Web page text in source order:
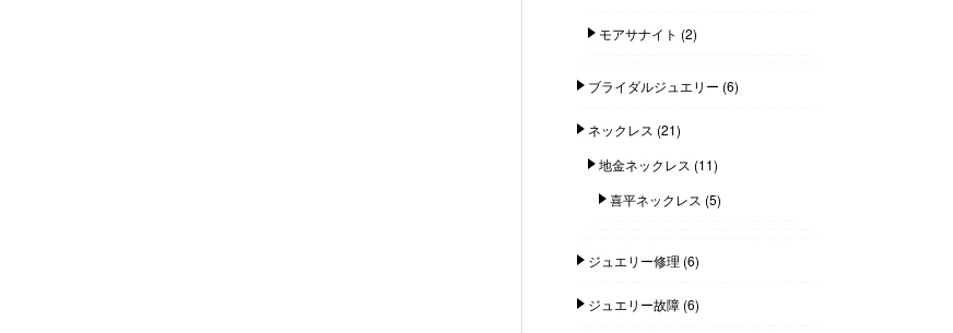
モアサナイト (2)
ブライダルジュエリー (6)
ネックレス (21)
地金ネックレス (11)
喜平ネックレス (5)
ジュエリー修理 (6)
ジュエリー故障(6)